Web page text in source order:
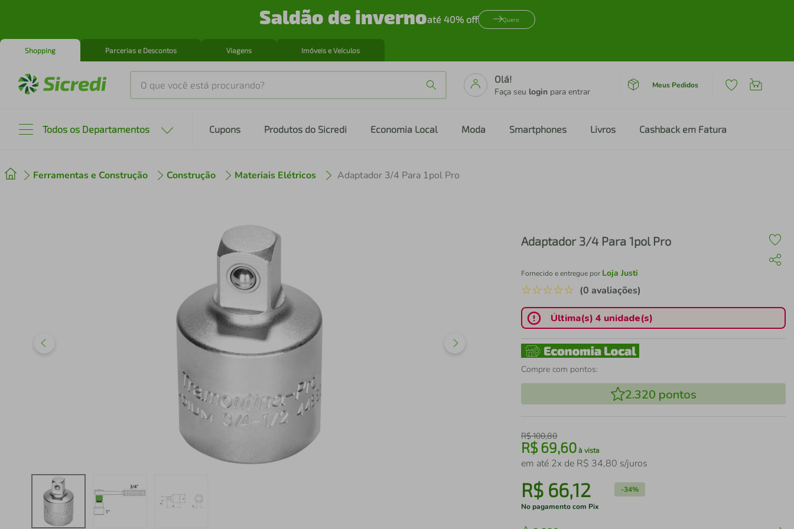
Saldão de invernoaté 40% off Quero
Shopping Parcerias e Descontos Viagens Imóveis e Veículos
O que você está procurando?
Olá!
Faça seu login para entrar
Meus Pedidos
Todos os Departamentos Cupons Produtos do Sicredi Economia Local Moda Smartphones Livros Cashback em Fatura
Ferramentas e Construção Construção Materiais Elétricos Adaptador 3/4 Para 1pol Pro
Adaptador 3/4 Para 1pol Pro
Fornecido e entregue por Loja Justi
☆☆☆☆☆ (0 avaliações)
Última(s) 4 unidade(s)
Compre com pontos:
2.320 pontos
R$100,80
R$69,60 à vista
em até 2x de R$ 34,80 s/juros
R$ 66,12 -34%
No pagamento com Pix
2º cafeteira